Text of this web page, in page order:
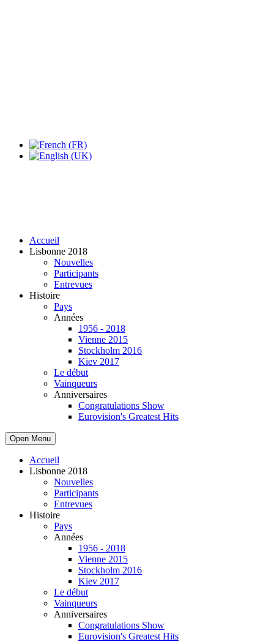
Accueil
Lisbonne 2018
Nouvelles
Participants
Entrevues
Histoire
Pays
Années
1956 - 2018
Vienne 2015
Stockholm 2016
Kiev 2017
Le début
Vainqueurs
Anniversaires
Congratulations Show
Eurovision's Greatest Hits
Open Menu
Accueil
Lisbonne 2018
Nouvelles
Participants
Entrevues
Histoire
Pays
Années
1956 - 2018
Vienne 2015
Stockholm 2016
Kiev 2017
Le début
Vainqueurs
Anniversaires
Congratulations Show
Eurovision's Greatest Hits